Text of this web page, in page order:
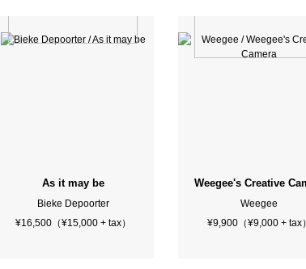
Warhol Exhibition Catalogue 1983 - 1984
As it may be
Bieke Depoorter
¥16,500（¥15,000 + tax）
Weegee's Creative
Weegee
¥9,900（¥9,000 + tax）